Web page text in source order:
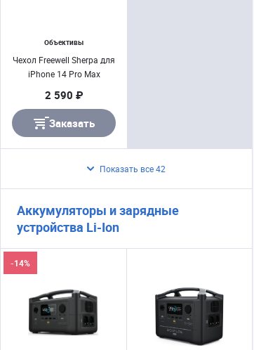
Объективы
Чехол Freewell Sherpa для
iPhone 14 Pro Max
2 590 ₽
Заказать
Показать все 42
Аккумуляторы и зарядные
устройства Li-Ion
-14%